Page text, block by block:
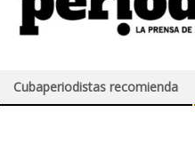
Cubaperiodistas recomienda